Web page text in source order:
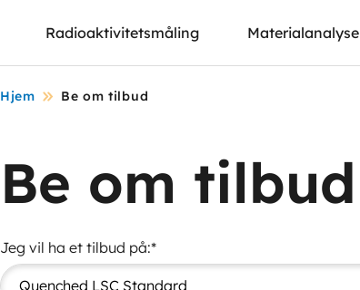
Radioaktivitetsmåling Materialanalyse
Hjem Be om tilbud
Be om tilbud
Jeg vil ha et tilbud på:*